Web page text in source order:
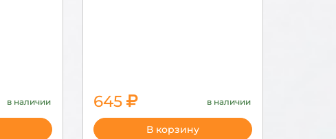
в наличии 645 в наличии
2150
В корзину